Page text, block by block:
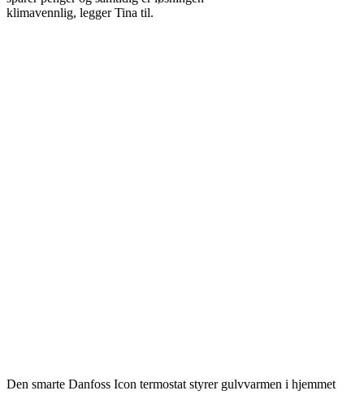
klimavennlig, legger Tina til.
Den smarte Danfoss Icon termostat styrer gulvvarmen i hjemmet